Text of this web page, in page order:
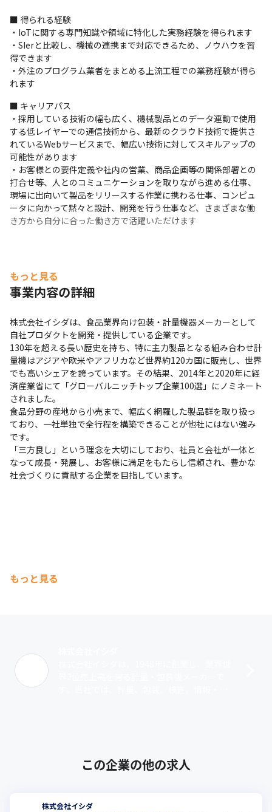
■ 得られる経験
・IoTに関する専門知識や領域に特化した実務経験を得られます
・SIerと比較し、機械の連携まで対応できるため、ノウハウを習
得できます
・外注のプログラム業者をまとめる上流工程での業務経験が得ら
れます
■ キャリアパス
・採用している技術の幅も広く、機械製品とのデータ連動で使用
する低レイヤーでの通信技術から、最新のクラウド技術で提供さ
れているWebサービスまで、幅広い技術に対してスキルアップの
可能性があります
・お客様との要件定義や社内の営業、商品企画等の関係部署との
打合せ等、人とのコミュニケーションを取りながら進める仕事、
現場に出向いて製品をリリースする作業に携わる仕事、コンピュ
ータに向かって黙々と設計、開発を行う仕事など、さまざまな働
き方から自分に合った働き方で活躍いただけます
もっと見る
事業内容の詳細
株式会社イシダは、食品業界向け包装・計量機器メーカーとして
自社プロダクトを開発・提供している企業です。
130年を超える長い歴史を持ち、特に主力製品となる組み合わせ計
量機はアジアや欧米やアフリカなど世界約120カ国に販売し、世界
でも高いシェアを誇っています。その結果、2014年と2020年に経
済産業省にて「グローバルニッチトップ企業100選」にノミネート
されました。
食品分野の産地から小売まで、幅広く網羅した製品群を取り扱っ
ており、一社単独で全行程を構築できることが他社にはない強み
です。
「三方良し」という理念を大切にしており、社員と会社が一体と
なって成長・発展し、お客様に満足をもたらし信頼され、豊かな
社会づくりに貢献する企業を目指しています。
もっと見る
この企業の他の求人
株式会社イシダ